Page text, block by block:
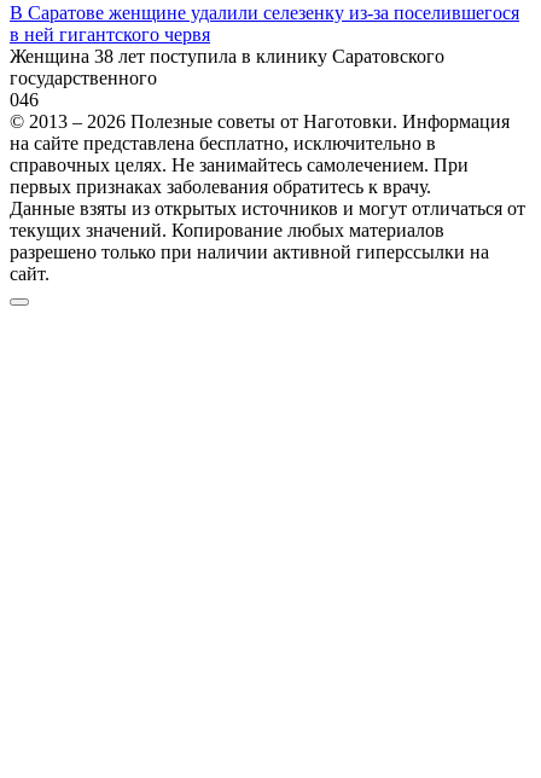
В Саратове женщине удалили селезенку из-за поселившегося
в ней гигантского червя
Женщина 38 лет поступила в клинику Саратовского
государственного
046
© 2013 – 2026 Полезные советы от Наготовки. Информация
на сайте представлена бесплатно, исключительно в
справочных целях. Не занимайтесь самолечением. При
первых признаках заболевания обратитесь к врачу.
Данные взяты из открытых источников и могут отличаться от
текущих значений. Копирование любых материалов
разрешено только при наличии активной гиперссылки на
сайт.